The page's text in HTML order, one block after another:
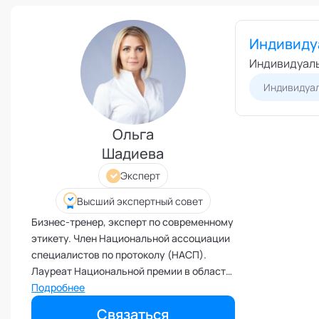
Бизнес-моделирование
Взаимоотношения с детьми
Внедрение инноваций и
изменений
Внутренние коммуникации
Внутренние ресурсы и
продуктивность
Вовлеченность сотрудников
Возрастные кризисы
Воспитание
Депрессия
Долголетие и качество жизни
Дыхательные практики
Зависимости
Защита от манипуляций
Ольга
Шадиева
Эксперт
Высший экспертный совет
Бизнес-тренер, эксперт по современному
этикету. Член Национальной ассоциации
специалистов по протоколу (НАСП).
Лауреат Национальной премии в области
протокола и этикета, номинация "За
вклад в развитие делового этикета в
Подробнее
Связаться